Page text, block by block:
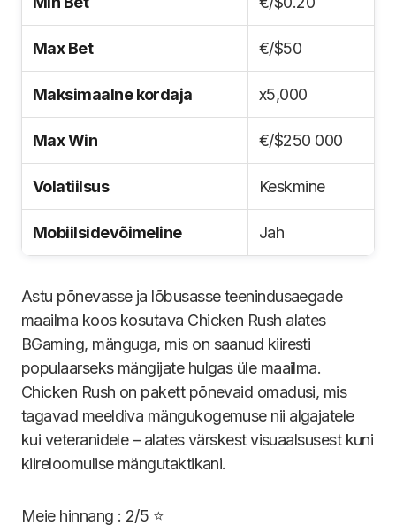
Max Bet €/$50
Maksimaalne kordaja x5,000
Max Win €/$250 000
Volatiilsus Keskmine
Mobiilsidevõimeline Jah
Astu põnevasse ja lõbusasse teenindusaegade
maailma koos kosutava Chicken Rush alates
BGaming, mänguga, mis on saanud kiiresti
populaarseks mängijate hulgas üle maailma.
Chicken Rush on pakett põnevaid omadusi, mis
tagavad meeldiva mängukogemuse nii algajatele
kui veteranidele – alates värskest visuaalsusest kuni
kiireloomulise mängutaktikani.
Meie hinnang : 2/5 ⭐